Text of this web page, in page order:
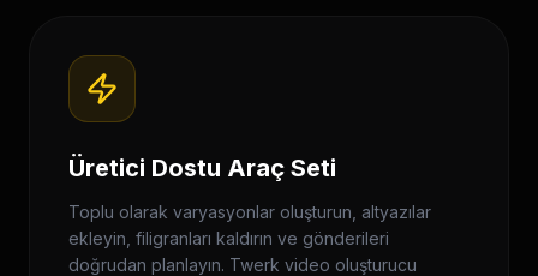
Üretici Dostu Araç Seti
Toplu olarak varyasyonlar oluşturun, altyazılar
ekleyin, filigranları kaldırın ve gönderileri
doğrudan planlayın. Twerk video oluşturucu